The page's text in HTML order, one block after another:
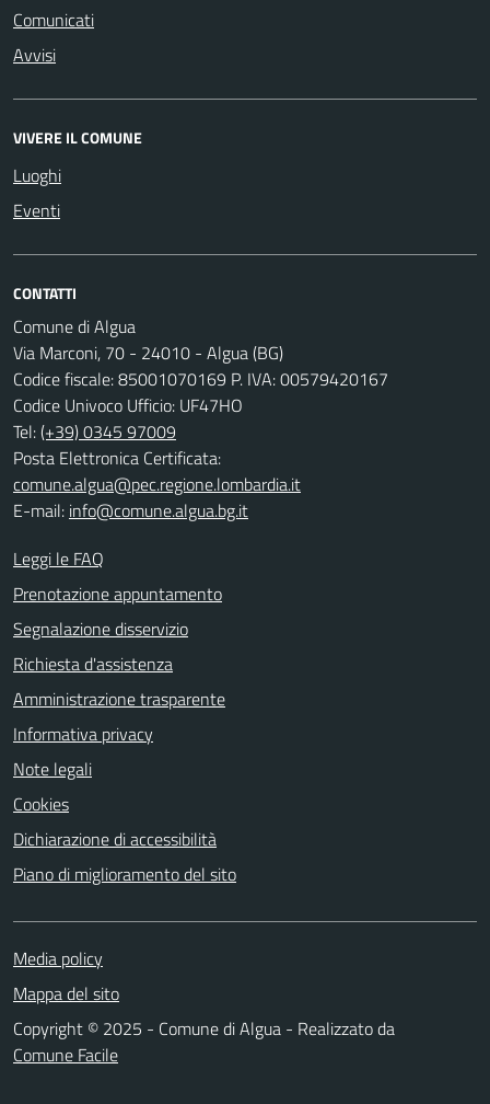
Comunicati
Avvisi
VIVERE IL COMUNE
Luoghi
Eventi
CONTATTI
Comune di Algua
Via Marconi, 70 - 24010 - Algua (BG)
Codice fiscale: 85001070169 P. IVA: 00579420167
Codice Univoco Ufficio: UF47HO
Tel:(+39) 0345 97009
Posta Elettronica Certificata:
comune.algua@pec.regione.lombardia.it
E-mail: info@comune.algua.bg.it
Leggi le FAQ
Prenotazione appuntamento
Segnalazione disservizio
Richiesta d'assistenza
Amministrazione trasparente
Informativa privacy
Note legali
Cookies
Dichiarazione di accessibilità
Piano di miglioramento del sito
Media policy
Mappa del sito
Copyright © 2025 - Comune di Algua - Realizzato da
Comune Facile